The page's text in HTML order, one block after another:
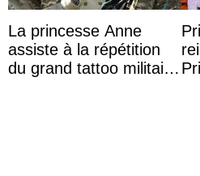
La princesse Anne
assiste à la répétition
du grand tattoo militaire